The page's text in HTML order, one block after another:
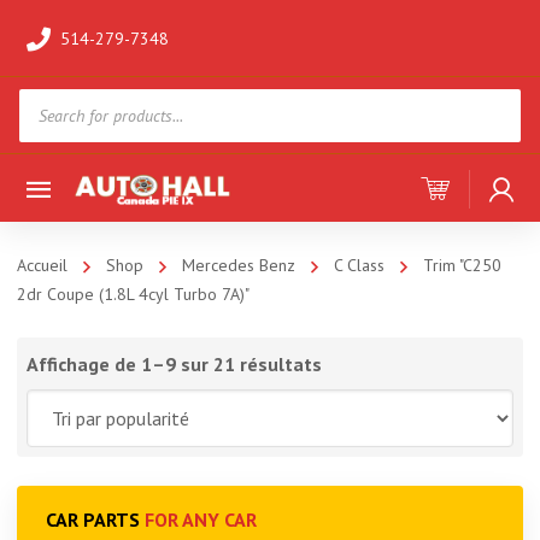
514-279-7348
search
Accueil Shop Mercedes Benz C Class
Trim "C250
2dr Coupe (1.8L 4cyl Turbo 7A)"
Affichage de 1–9 sur 21 résultats
CAR PARTS FOR ANY CAR